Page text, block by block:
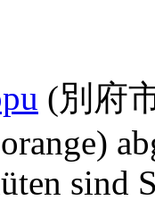
(別府
sind